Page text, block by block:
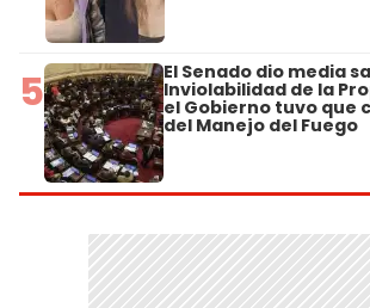
5 El Senado dio media
Inviolabilidad de la
el Gobierno tuvo que
del Manejo del Fuego